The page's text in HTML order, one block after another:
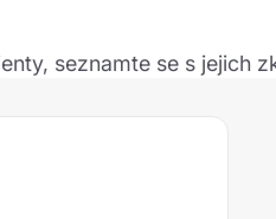
seznamte se s jejich